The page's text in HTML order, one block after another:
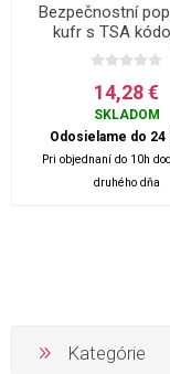
Bezpečnostní
kufr s TSA
zámkem ROCK -
14,28 €
SKLADOM
Odosielame do 24
Pri objednaní do 10h
druhého dňa
Kategórie